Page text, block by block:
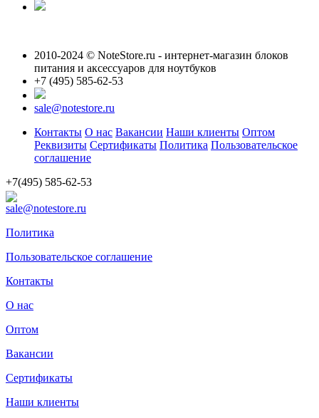
2010-2024 © NoteStore.ru - интернет-магазин блоков
питания и аксессуаров для ноутбуков
+7 (495) 585-62-53
sale@notestore.ru
Контакты О нас Вакансии Наши клиенты Оптом
Реквизиты Сертификаты Политика Пользовательское
соглашение
+7(495) 585-62-53
sale@notestore.ru
Политика
Пользовательское соглашение
Контакты
О нас
Оптом
Вакансии
Сертификаты
Наши клиенты